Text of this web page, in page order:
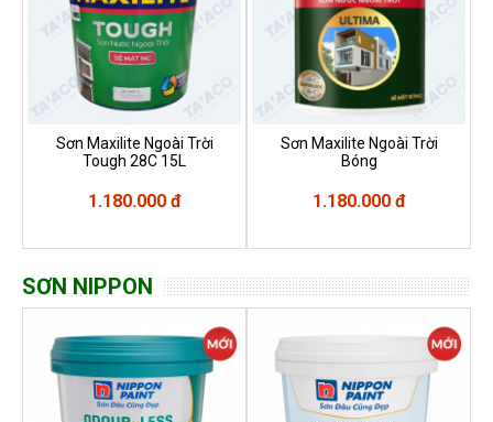
Sơn Maxilite Ngoài Trời
Tough 28C 15L
1.180.000 đ
Sơn Maxilite Ngoài Trời
Bóng
1.180.000 đ
SƠN NIPPON